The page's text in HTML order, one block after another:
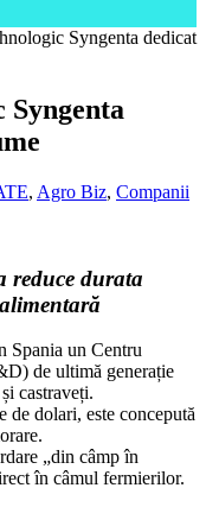
Syngenta dedicat
Syngenta
, Agro Biz, Companii
reduce durata
Spania un Centru
de ultimă generație
castraveți.
de dolari, este concepută
„din câmp în
în câmul fermierilor.